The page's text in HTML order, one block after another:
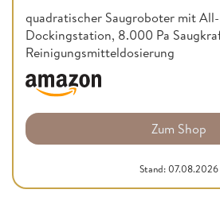
quadratischer Saugroboter mit
Dockingstation, 8.000 Pa
Reinigungsmitteldosierung
Zum Shop
Stand: 07.08.2026